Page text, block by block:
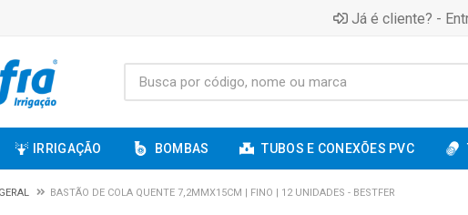
Já é cliente? -
IRRIGAÇÃO BOMBAS TUBOS E CONEXÕES PVC
GERAL BASTÃO DE COLA QUENTE 7,2MMX15CM | FINO | 12 UNIDADES - BESTFER